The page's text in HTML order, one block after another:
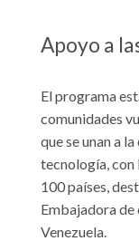
Apoyo a
El programa
comunidades
que se unan a
tecnología, con
100 países,
Embajadora
Venezuela.